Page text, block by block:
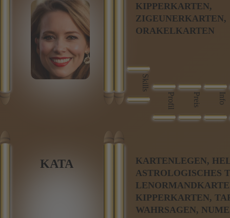
KIPPERKARTEN,
ZIGEUNERKARTEN,
ORAKELKARTEN
Skills
Profil
Preis Info
KATA
KARTENLEGEN,
ASTROLOGISCHES
KIPPERKARTEN,
WAHRSAGEN,